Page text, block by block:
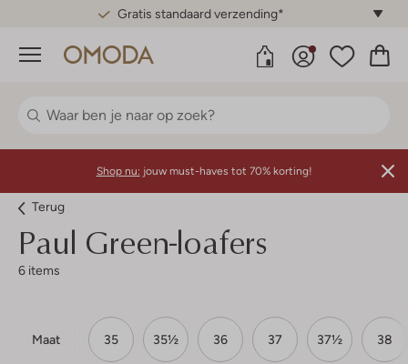
Gratis standaard verzending*
Menu
Shop nu: jouw must-haves tot 70% korting!
Terug
Paul Green-loafers
6 items
Maat 35 35½ 36 37 37½ 38